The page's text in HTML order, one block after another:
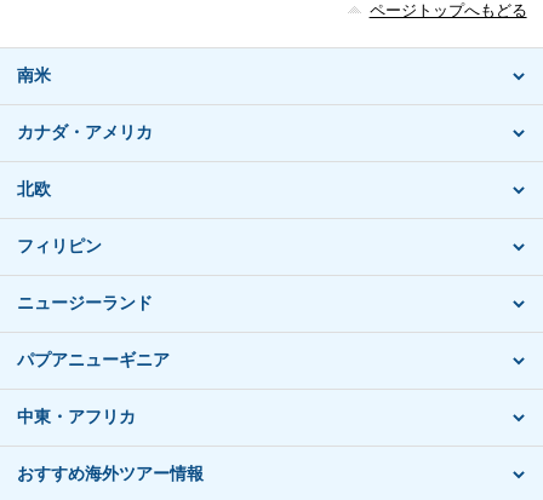
ページトップへもどる
南米
カナダ・アメリカ
北欧
フィリピン
ニュージーランド
パプアニューギニア
中東・アフリカ
おすすめ海外ツアー情報